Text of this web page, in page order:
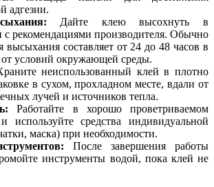
адгезии.
Дайте клею высохнуть в
с рекомендациями производителя. Обычно
высыхания составляет от 24 до 48 часов в
от условий окружающей среды.
неиспользованный клей в плотно
в сухом, прохладном месте, вдали от
лучей и источников тепла.
Работайте в хорошо проветриваемом
используйте средства индивидуальной
маска) при необходимости.
После завершения работы
инструменты водой, пока клей не